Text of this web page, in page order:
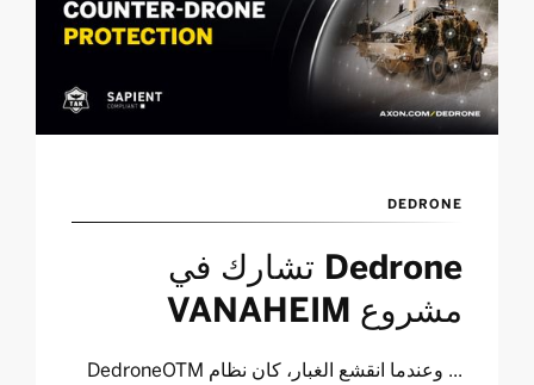
DEDRONE
Dedrone تشارك في
مشروع VANAHEIM
... وعندما انقشع الغبار، كان نظام DedroneOTM